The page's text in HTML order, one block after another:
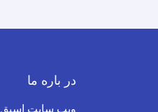
در باره ما
ویب سایت اسبق